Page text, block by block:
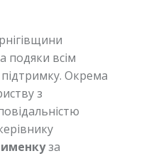
подяки всім
Окрема
з
за